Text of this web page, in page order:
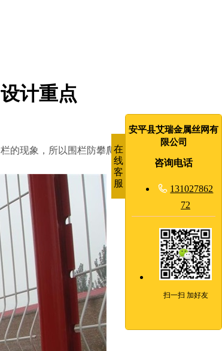
计重点
的现象，所以围栏防攀爬、防破坏性能要高，艾
在
线
客
服
安平县艾瑞金属丝网有
限公司
咨询电话
 131027862
72
扫一扫 加好友